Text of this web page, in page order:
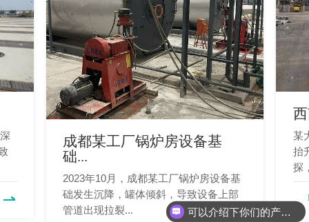
成都某工厂锅炉房设备基
础...
2023年10月，成都某工厂锅炉房设备基
础发生沉降，罐体倾斜，导致设备上部
管道出现拉裂...
某
抬
探
你们是怎么收费的呢